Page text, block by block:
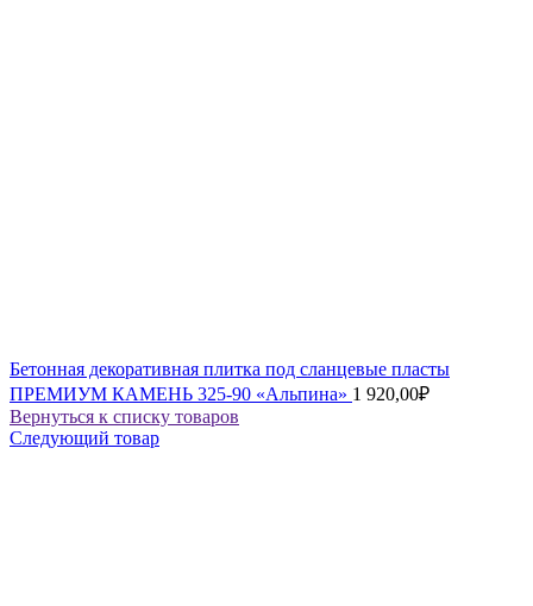
Бетонная декоративная плитка под сланцевые пласты
ПРЕМИУМ КАМЕНЬ 325-90 «Альпина» 1 920,00₽
Вернуться к списку товаров
Следующий товар